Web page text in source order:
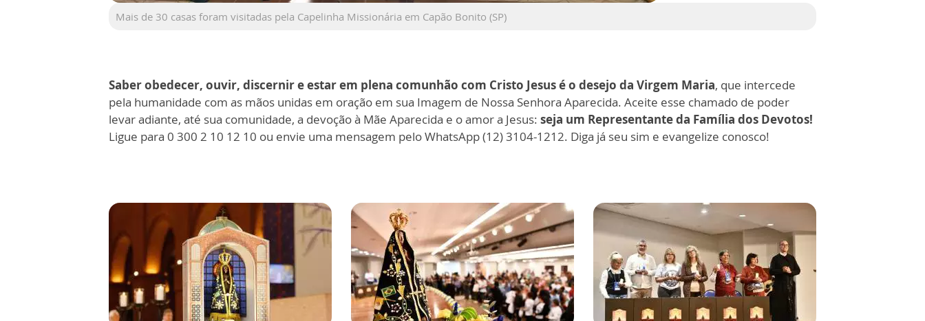
Mais de 30 casas foram visitadas pela Capelinha Missionária em Capão Bonito (SP)
Saber obedecer, ouvir, discernir e estar em plena comunhão com Cristo Jesus é o desejo da Virgem Maria, que intercede
pela humanidade com as mãos unidas em oração em sua Imagem de Nossa Senhora Aparecida. Aceite esse chamado de poder
levar adiante, até sua comunidade, a devoção à Mãe Aparecida e o amor a Jesus: seja um Representante da Família dos Devotos!
Ligue para 0 300 2 10 12 10 ou envie uma mensagem pelo WhatsApp (12) 3104-1212. Diga já seu sim e evangelize conosco!